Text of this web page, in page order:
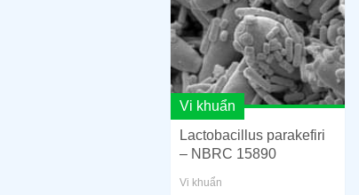
Vi khuẩn
Lactobacillus parakefiri
– NBRC 15890
Vi khuẩn